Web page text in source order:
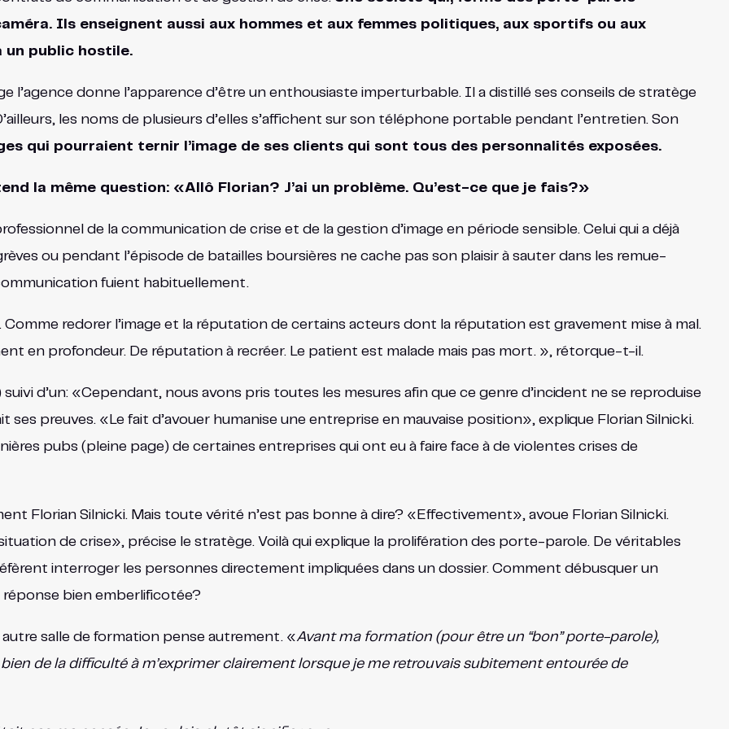
Ils enseignent aussi aux hommes et aux femmes politiques, aux sportifs ou aux
un public hostile.
l’agence donne l’apparence d’être un enthousiaste imperturbable. Il a distillé ses conseils de stratège
les noms de plusieurs d’elles s’affichent sur son téléphone portable pendant l’entretien. Son
qui pourraient ternir l’image de ses clients qui sont tous des personnalités exposées.
la même question: «Allô Florian? J’ai un problème. Qu’est-ce que je fais?»
de la communication de crise et de la gestion d’image en période sensible. Celui qui a déjà
ou pendant l’épisode de batailles boursières ne cache pas son plaisir à sauter dans les remue-
fuient habituellement.
redorer l’image et la réputation de certains acteurs dont la réputation est gravement mise à mal.
en profondeur. De réputation à recréer. Le patient est malade mais pas mort. », rétorque-t-il.
d’un: «Cependant, nous avons pris toutes les mesures afin que ce genre d’incident ne se reproduise
preuves. «Le fait d’avouer humanise une entreprise en mauvaise position», explique Florian Silnicki.
pubs (pleine page) de certaines entreprises qui ont eu à faire face à de violentes crises de
Florian Silnicki. Mais toute vérité n’est pas bonne à dire? «Effectivement», avoue Florian Silnicki.
de crise», précise le stratège. Voilà qui explique la prolifération des porte-parole. De véritables
interroger les personnes directement impliquées dans un dossier. Comment débusquer un
bien emberlificotée?
salle de formation pense autrement. «Avant ma formation (pour être un “bon” porte-parole),
de la difficulté à m’exprimer clairement lorsque je me retrouvais subitement entourée de